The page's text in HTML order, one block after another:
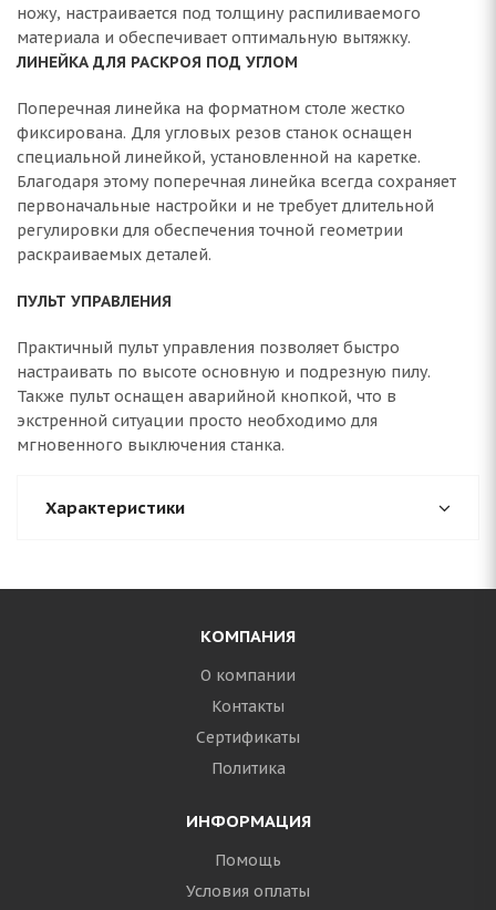
ножу, настраивается под толщину распиливаемого
материала и обеспечивает оптимальную вытяжку.
ЛИНЕЙКА ДЛЯ РАСКРОЯ ПОД УГЛОМ
Поперечная линейка на форматном столе жестко
фиксирована. Для угловых резов станок оснащен
специальной линейкой, установленной на каретке.
Благодаря этому поперечная линейка всегда сохраняет
первоначальные настройки и не требует длительной
регулировки для обеспечения точной геометрии
раскраиваемых деталей.
ПУЛЬТ УПРАВЛЕНИЯ
Практичный пульт управления позволяет быстро
настраивать по высоте основную и подрезную пилу.
Также пульт оснащен аварийной кнопкой, что в
экстренной ситуации просто необходимо для
мгновенного выключения станка.
Характеристики
КОМПАНИЯ
О компании
Контакты
Сертификаты
Политика
ИНФОРМАЦИЯ
Помощь
Условия оплаты